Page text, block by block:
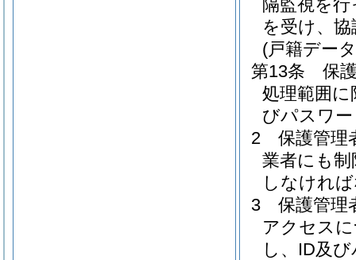
隔監視を
を受け、
(戸籍デー
第13条
保
処理範囲
びパスワ
2
保護管理
業者にも
しなけれ
3
保護管理
アクセス
し、ID及